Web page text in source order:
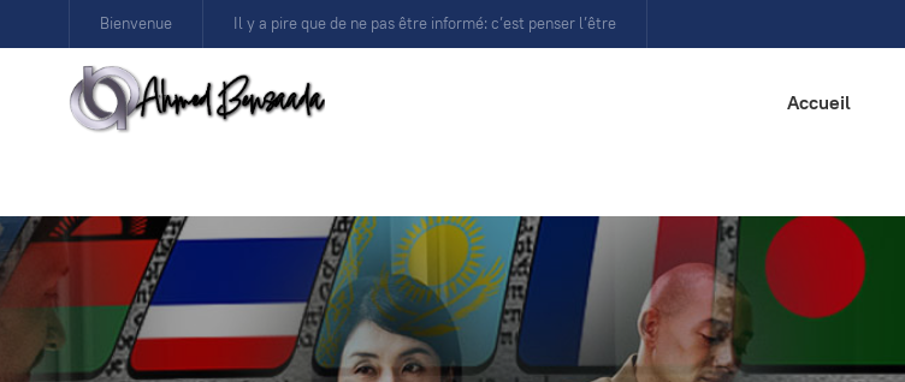
Bienvenue Il y a pire que de ne pas être informé: c’est penser l’être
Accueil